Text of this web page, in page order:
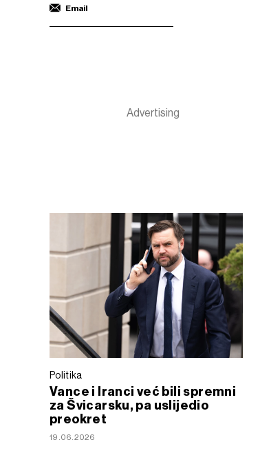
Email
Politika
Vance i Iranci već bili spremni
za Švicarsku, pa uslijedio
preokret
19.06.2026